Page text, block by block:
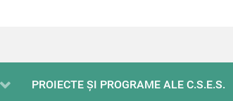
PROIECTE ŞI PROGRAME ALE C.S.E.S.